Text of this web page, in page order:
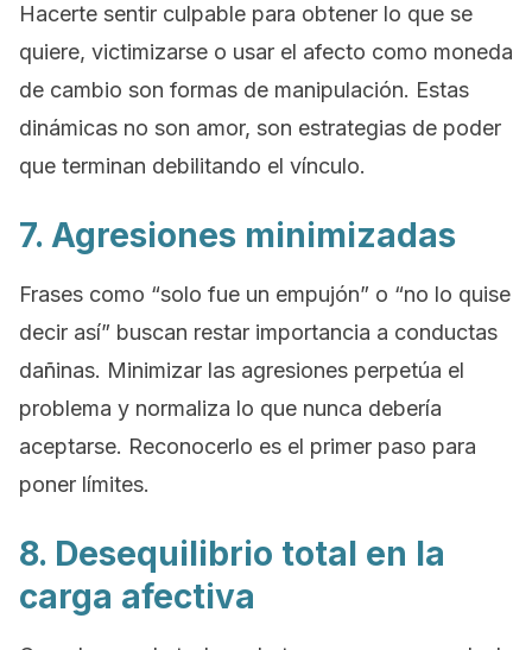
Hacerte sentir culpable para obtener lo que se
quiere, victimizarse o usar el afecto como moneda
de cambio son formas de manipulación. Estas
dinámicas no son amor, son estrategias de poder
que terminan debilitando el vínculo.
7. Agresiones minimizadas
Frases como “solo fue un empujón” o “no lo quise
decir así” buscan restar importancia a conductas
dañinas. Minimizar las agresiones perpetúa el
problema y normaliza lo que nunca debería
aceptarse. Reconocerlo es el primer paso para
poner límites.
8. Desequilibrio total en la
carga afectiva